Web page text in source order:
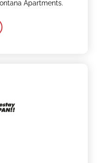
Apartments.